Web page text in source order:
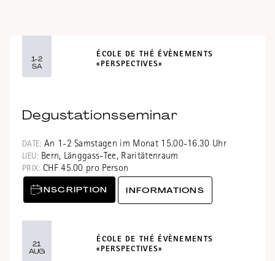
1-2
SA
ÉCOLE DE THÉ ÉVÈNEMENTS
«PERSPECTIVES»
Degustationsseminar
DATE: An 1-2 Samstagen im Monat 15.00-16.30 Uhr
LIEU: Bern, Länggass-Tee, Raritätenraum
PRIX: CHF 45.00 pro Person
INSCRIPTION INFORMATIONS
21
AUG
ÉCOLE DE THÉ ÉVÈNEMENTS
«PERSPECTIVES»